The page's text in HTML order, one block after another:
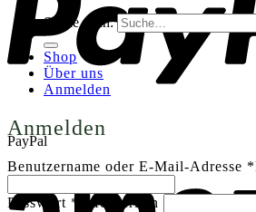
PayPal
Suche nach:
Shop
Über uns
Anmelden
Anmelden
Benutzername oder E-Mail-Adresse *
Passwort *
Erforderlich